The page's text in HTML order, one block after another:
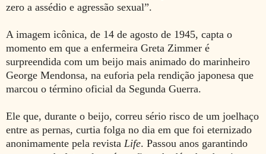
zero a assédio e agressão sexual”.
A imagem icônica, de 14 de agosto de 1945, capta o
momento em que a enfermeira Greta Zimmer é
surpreendida com um beijo mais animado do marinheiro
George Mendonsa, na euforia pela rendição japonesa que
marcou o término oficial da Segunda Guerra.
Ele que, durante o beijo, correu sério risco de um joelhaço
entre as pernas, curtia folga no dia em que foi eternizado
anonimamente pela revista Life. Passou anos garantindo